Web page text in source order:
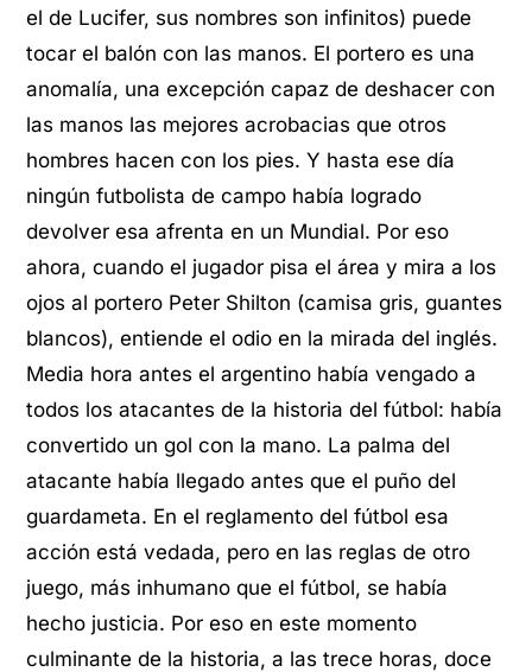
el de Lucifer, sus nombres son infinitos) puede
tocar el balón con las manos. El portero es una
anomalía, una excepción capaz de deshacer con
las manos las mejores acrobacias que otros
hombres hacen con los pies. Y hasta ese día
ningún futbolista de campo había logrado
devolver esa afrenta en un Mundial. Por eso
ahora, cuando el jugador pisa el área y mira a los
ojos al portero Peter Shilton (camisa gris, guantes
blancos), entiende el odio en la mirada del inglés.
Media hora antes el argentino había vengado a
todos los atacantes de la historia del fútbol: había
convertido un gol con la mano. La palma del
atacante había llegado antes que el puño del
guardameta. En el reglamento del fútbol esa
acción está vedada, pero en las reglas de otro
juego, más inhumano que el fútbol, se había
hecho justicia. Por eso en este momento
culminante de la historia, a las trece horas, doce